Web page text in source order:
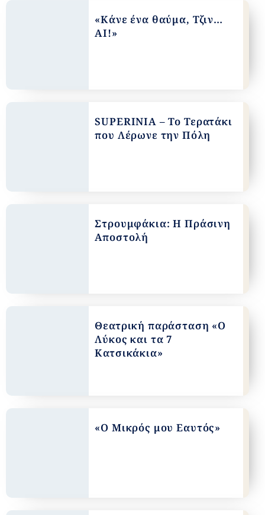
«Κάνε ένα θαύμα, Τζιν…
ΑΙ!»
SUPERINIA – Το Τερατάκι
που Λέρωνε την Πόλη
Στρουμφάκια: Η Πράσινη
Αποστολή
Θεατρική παράσταση «Ο
Λύκος και τα 7
Κατσικάκια»
«Ο Μικρός μου Εαυτός»